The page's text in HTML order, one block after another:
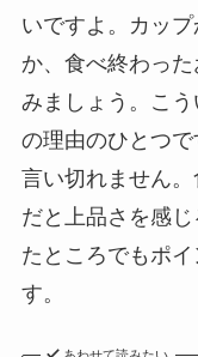
いですよ。カッ
か、食べ終わっ
みましょう。こ
の理由のひとつ
言い切れません
だと上品さを感
たところでもポ
す。